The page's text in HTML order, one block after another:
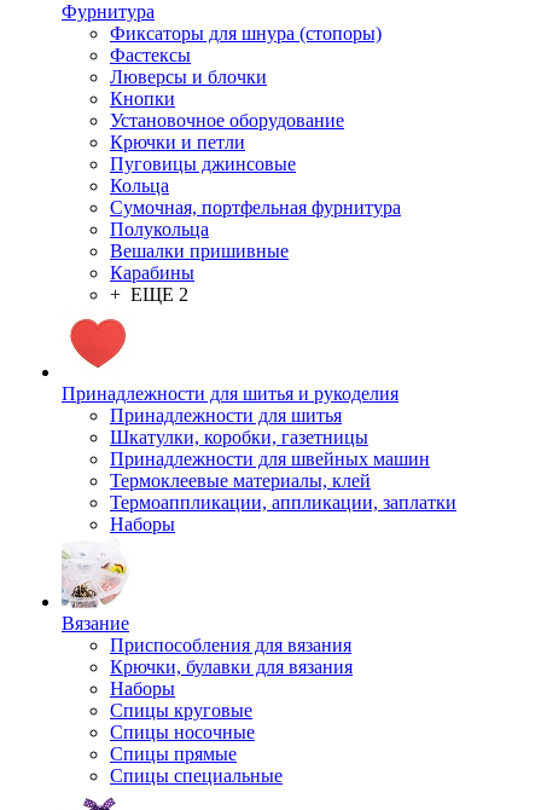
Фурнитура
Фиксаторы для шнура (стопоры)
Фастексы
Люверсы и блочки
Кнопки
Установочное оборудование
Крючки и петли
Пуговицы джинсовые
Кольца
Сумочная, портфельная фурнитура
Полукольца
Вешалки пришивные
Карабины
+ ЕЩЕ 2
Принадлежности для шитья и рукоделия
Принадлежности для шитья
Шкатулки, коробки, газетницы
Принадлежности для швейных машин
Термоклеевые материалы, клей
Термоаппликации, аппликации, заплатки
Наборы
Вязание
Приспособления для вязания
Крючки, булавки для вязания
Наборы
Спицы круговые
Спицы носочные
Спицы прямые
Спицы специальные